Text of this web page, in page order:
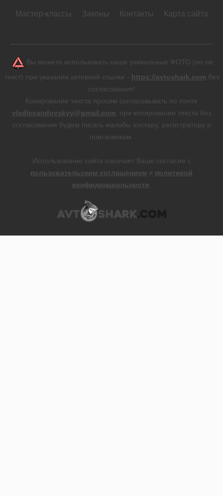
Мастер-классы Законы Контакты Карта сайта
Вы можете использовать наши уникальные ФОТО (но не
текст) при указании активной ссылки - https://avtoshark.com без
согласования!
Копирование текста просим согласовывать по почте
vladlevandovskyy@gmail.com , при копировании текста без
согласования будем писать жалобы хостеру, регистратору и
поисковикам.
Использование сайта означает Ваше согласие с
пользовательским соглашением и политикой
конфиденциальности